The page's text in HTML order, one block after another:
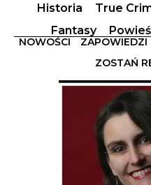
Historia True
Fantasy
NOWOŚCI ZAPOWIEDZI
ZOSTAŃ